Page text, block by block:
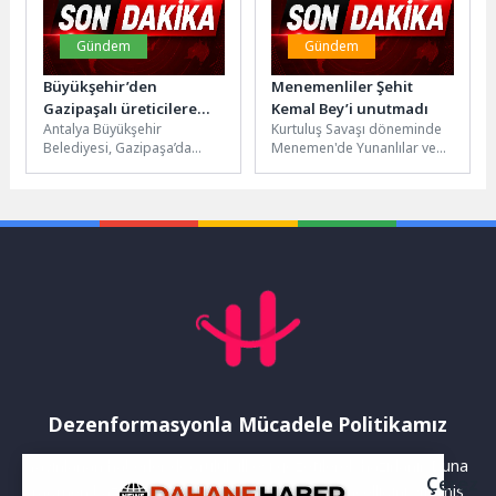
Gündem
Büyükşehir’den
Gazipaşalı üreticilere
naylon desteği
Antalya Büyükşehir
Belediyesi, Gazipaşa’da
maddi...
Gündem
Menemenliler Şehit
Kemal Bey’i unutmadı
Kurtuluş Savaşı döneminde
Menemen'de Yunanlılar ve
Dezenformasyonla Mücadele Politikamız
Yayınlanan haberler doğruluk ilkesi gözetilerek hazırlanır. Buna
rağmen bazı içeriklerde eksik, hatalı veya güncelliğini yitirmiş
Çerez